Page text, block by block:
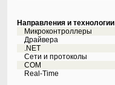
Направления и технологии
Микроконтроллеры
Драйвера
.NET
Сети и протоколы
COM
Real-Time